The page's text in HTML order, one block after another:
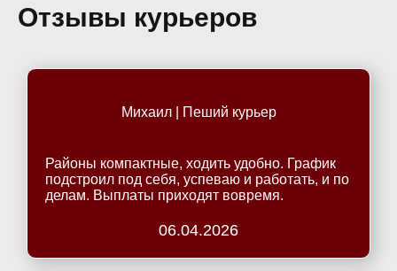
Отзывы курьеров
Михаил | Пеший курьер
Районы компактные, ходить удобно. График
подстроил под себя, успеваю и работать, и по
делам. Выплаты приходят вовремя.
06.04.2026